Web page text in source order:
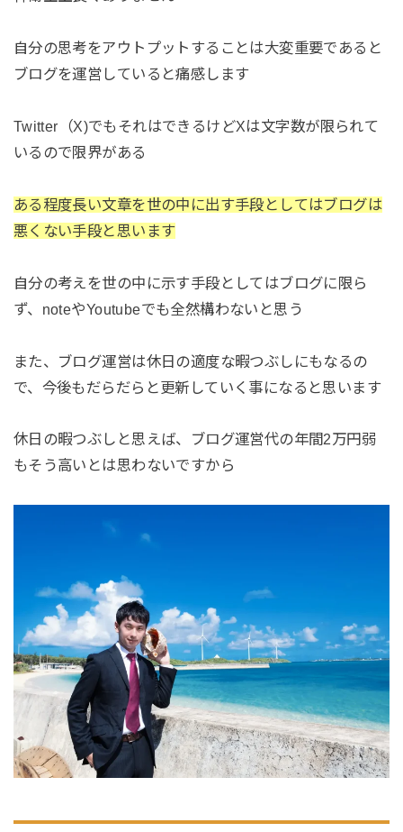
自分の思考をアウトプットすることは大変重要であると
ブログを運営していると痛感します
Twitter（X)でもそれはできるけどXは文字数が限られて
いるので限界がある
ある程度長い文章を世の中に出す手段としてはブログは
悪くない手段と思います
自分の考えを世の中に示す手段としてはブログに限ら
ず、noteやYoutubeでも全然構わないと思う
また、ブログ運営は休日の適度な暇つぶしにもなるの
で、今後もだらだらと更新していく事になると思います
休日の暇つぶしと思えば、ブログ運営代の年間2万円弱
もそう高いとは思わないですから